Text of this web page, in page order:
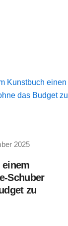
Kunstbuch einen
das Budget zu
2025
einem
Schuber
zu